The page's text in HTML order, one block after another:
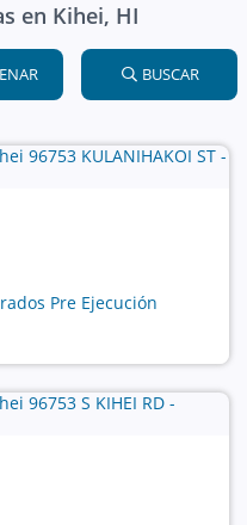
en Kihei, HI
BUSCAR
Pre Ejecución